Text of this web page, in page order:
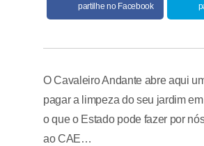
partilhe no Facebook
O Cavaleiro Andante abre aqui
pagar a limpeza do seu jardim
o que o Estado pode fazer por
ao CAE…